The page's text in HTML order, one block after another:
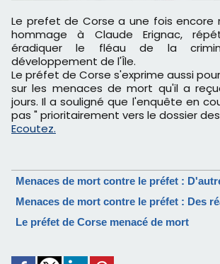
Le prefet de Corse a une fois encore rendu un vibrant
hommage à Claude Erignac,
éradiquer le fléau de la
développement de l'Île.
Le préfet de Corse s'exprime aussi
sur les menaces de mort qu'il a
jours. Il a souligné que l'enquête en
pas " prioritairement vers le dossier
Ecoutez.
Menaces de mort contre le préfet :
Menaces de mort contre le préfet : Des
Le préfet de Corse menacé de mort